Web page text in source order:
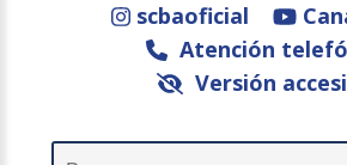
scbaoficial
Atención
Versión